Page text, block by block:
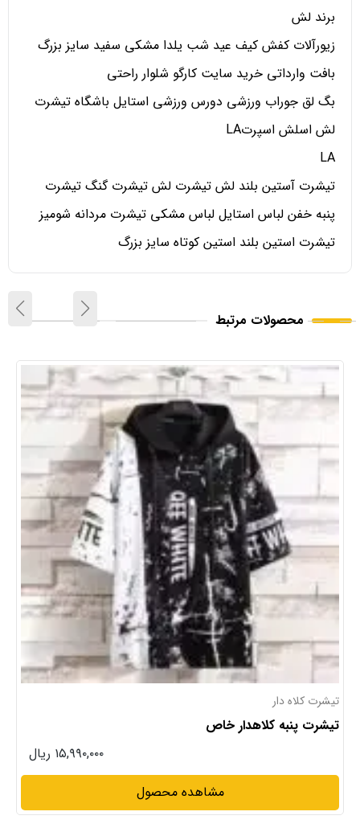
برند لش
زیورآلات کفش کیف عید شب یلدا مشکی سفید سایز بزرگ
بافت وارداتی خرید سایت کارگو شلوار راحتی
بگ لق جوراب ورزشی دورس ورزشی استایل باشگاه تیشرت
لش اسلش اسپرتLA
LA
تیشرت آستین بلند لش تیشرت لش تیشرت گنگ تیشرت
پنبه خفن لباس استایل لباس مشکی تیشرت مردانه شومیز
تیشرت استین بلند استین کوتاه سایز بزرگ
محصولات مرتبط
تیشرت
تیشرت لش خاص باکسی
۱۴,۹۹۰,۰۰۰ ریال
مشاهده محصول